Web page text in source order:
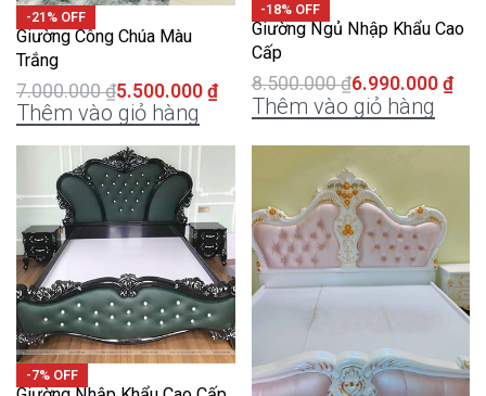
-21% OFF
Giường Công Chúa Màu
Trắng
7.000.000₫5.500.000 ₫
Thêm vào giỏ hàng
-18% OFF
Giường Ngủ Nhập Khẩu Cao
Cấp
8.500.000₫6.990.000 ₫
Thêm vào giỏ hàng
-7% OFF